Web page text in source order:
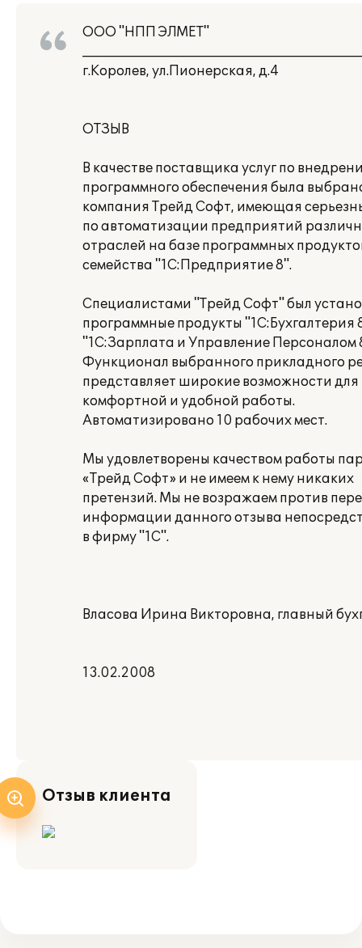
ООО "НПП ЭЛМЕТ"
г.Королев, ул.Пионерская, д.4
ОТЗЫВ
В качестве поставщика услуг по
программного обеспечения была
компания Трейд Софт, имеющая
по автоматизации предприятий
отраслей на базе программных
семейства "1С:Предприятие 8".
Специалистами "Трейд Софт" был
программные продукты "1С:Бухгалтерия
"1C:Зapплaтa и Упpaвлeниe Пepcoнaлoм
Функционал выбранного прикладного
представляет широкие возможности для
комфортной и удобной работы.
Автоматизировано 10 рабочих мест.
Мы удовлетворены качеством работы
«Трейд Софт» и не имеем к нему никаких
претензий. Мы не возражаем против
информации данного отзыва
в фирму "1С".
Власова Ирина Викторовна, главный
13.02.2008
Отзыв клиента